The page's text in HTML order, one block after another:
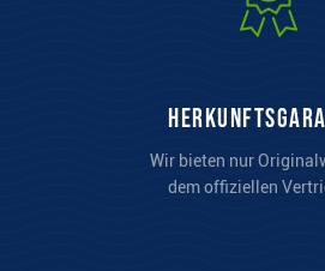
Wir bieten nur
dem offiziellen